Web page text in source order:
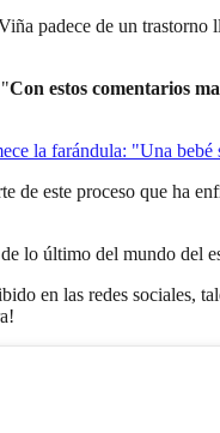
padece de un
Con estos comentarios
la farándula: "Una bebé
de este proceso que ha
lo último del mundo del
en las redes sociales,